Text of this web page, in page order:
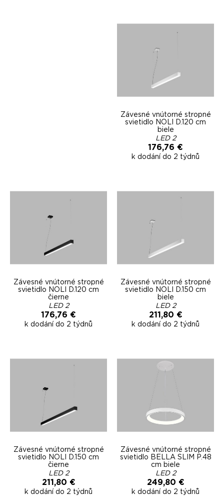
Závesné vnútorné stropné
svietidlo NOLI D.120 cm
biele
LED 2
176,76 €
k dodání do 2 týdnů
Závesné vnútorné stropné
svietidlo NOLI D.120 cm
čierne
LED 2
176,76 €
k dodání do 2 týdnů
Závesné vnútorné stropné
svietidlo NOLI D.150 cm
biele
LED 2
211,80 €
k dodání do 2 týdnů
Závesné vnútorné stropné
svietidlo NOLI D.150 cm
čierne
LED 2
211,80 €
k dodání do 2 týdnů
Závesné vnútorné stropné
svietidlo BELLA SLIM P.48
cm biele
LED 2
249,80 €
k dodání do 2 týdnů